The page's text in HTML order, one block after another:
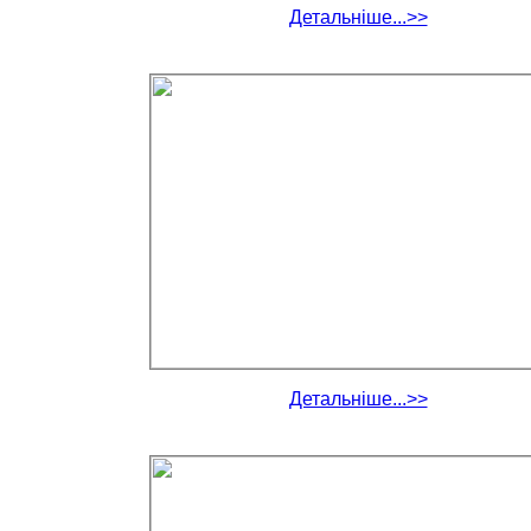
Детальніше...>>
Детальніше...>>